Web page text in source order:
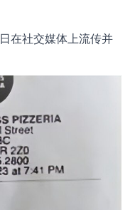
在社交媒体上流传并